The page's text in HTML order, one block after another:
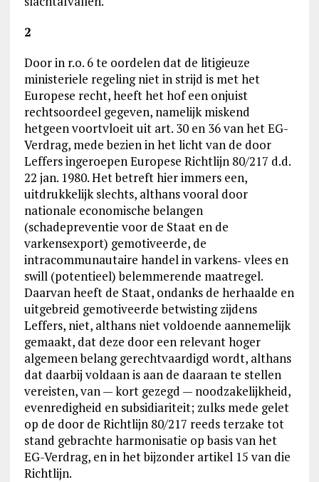
2
Door in r.o. 6 te oordelen dat de litigieuze
ministeriele regeling niet in strijd is met het
Europese recht, heeft het hof een onjuist
rechtsoordeel gegeven, namelijk miskend
hetgeen voortvloeit uit art. 30 en 36 van het EG-
Verdrag, mede bezien in het licht van de door
Leffers ingeroepen Europese Richtlijn 80/217 d.d.
22 jan. 1980. Het betreft hier immers een,
uitdrukkelijk slechts, althans vooral door
nationale economische belangen
(schadepreventie voor de Staat en de
varkensexport) gemotiveerde, de
intracommunautaire handel in varkens‑ vlees en
swill (potentieel) belemmerende maatregel.
Daarvan heeft de Staat, ondanks de herhaalde en
uitgebreid gemotiveerde betwisting zijdens
Leffers, niet, althans niet voldoende aannemelijk
gemaakt, dat deze door een relevant hoger
algemeen belang gerechtvaardigd wordt, althans
dat daarbij voldaan is aan de daaraan te stellen
vereisten, van — kort gezegd — noodzakelijkheid,
evenredigheid en subsidiariteit; zulks mede gelet
op de door de Richtlijn 80/217 reeds terzake tot
stand gebrachte harmonisatie op basis van het
EG-Verdrag, en in het bijzonder artikel 15 van die
Richtlijn.